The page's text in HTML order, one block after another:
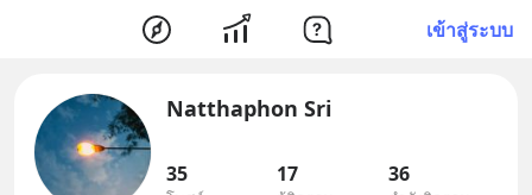
เข้าสู่ระบบ
Natthaphon Sri
35 17 36